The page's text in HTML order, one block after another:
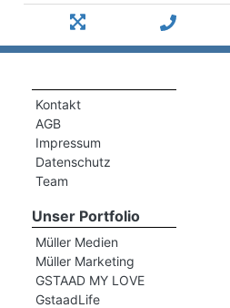
Kontakt
AGB
Impressum
Datenschutz
Team
Unser Portfolio
Müller Medien
Müller Marketing
GSTAAD MY LOVE
GstaadLife